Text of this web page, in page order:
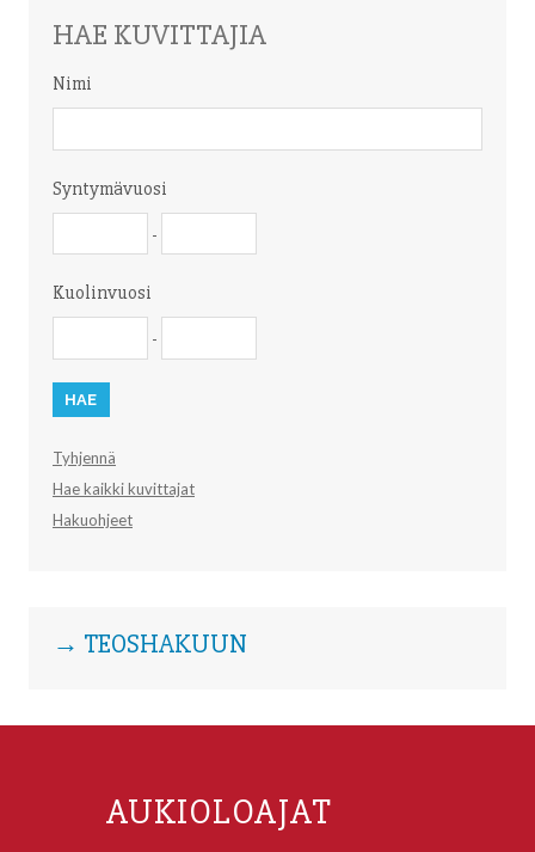
HAE KUVITTAJIA
Nimi
Syntymävuosi
-
Kuolinvuosi
-
Tyhjennä
Hae kaikki kuvittajat
Hakuohjeet
→ TEOSHAKUUN
AUKIOLOAJAT